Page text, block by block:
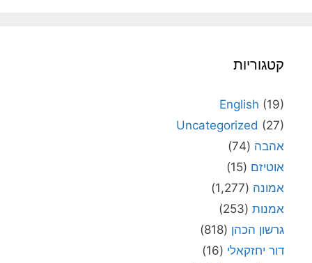
קטגוריות
English (19)
Uncategorized (27)
אהבה (74)
אוטיזם (15)
אמונה (1,277)
אמנות (253)
גרשון הכהן (818)
דור יחזקאלי (16)